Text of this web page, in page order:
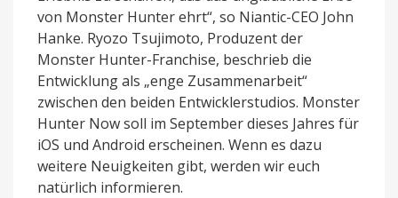
von Monster Hunter ehrt“, so Niantic-CEO John
Hanke. Ryozo Tsujimoto, Produzent der
Monster Hunter-Franchise, beschrieb die
Entwicklung als „enge Zusammenarbeit“
zwischen den beiden Entwicklerstudios. Monster
Hunter Now soll im September dieses Jahres für
iOS und Android erscheinen. Wenn es dazu
weitere Neuigkeiten gibt, werden wir euch
natürlich informieren.